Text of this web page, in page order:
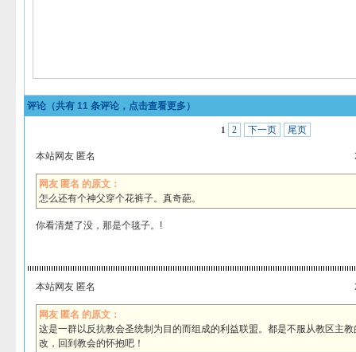
评论（共有 11 条评论，点击查看更多）
1 2 下一页 尾页
本站网友 匿名
网友 匿名 的原文：
怎么还有个神父穿个花裤子。真奇葩。
你看清楚了没，那是个毯子。!
本站网友 匿名
网友 匿名 的原文：
这是一群以反抗教会圣统制为目的而组成的利益联盟。都是不服从教区主
改，回到教会的怀抱吧！